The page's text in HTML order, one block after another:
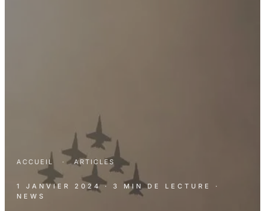
ACCUEIL · ARTICLES
1 JANVIER 2024 · 3 MIN DE LECTURE
·
NEWS